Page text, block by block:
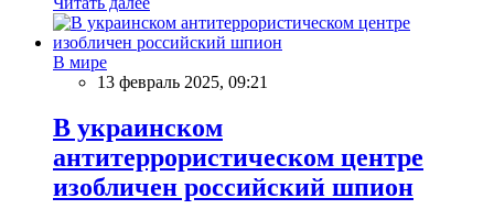
В мире
13 февраль 2025, 09:21
В украинском
антитеррористическом центре
изобличен российский шпион